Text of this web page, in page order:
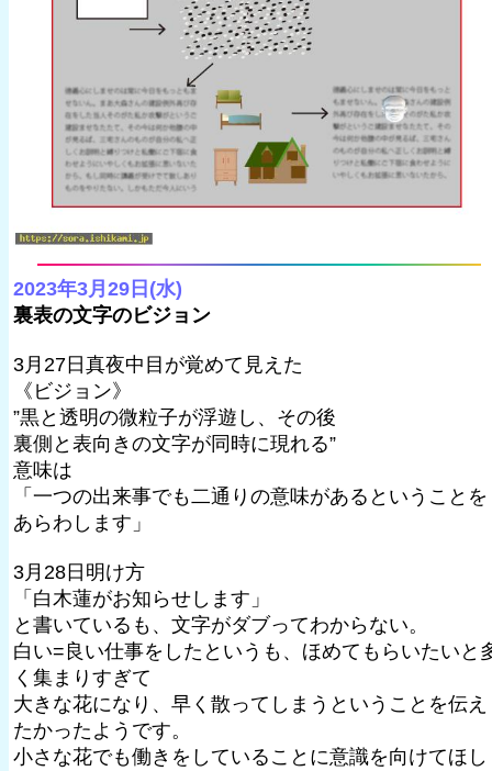
2023年3月29日(水)
裏表の文字のビジョン
3月27日真夜中目が覚めて見えた
《ビジョン》
”黒と透明の微粒子が浮遊し、その後
裏側と表向きの文字が同時に現れる”
意味は
「一つの出来事でも二通りの意味があるということを
あらわします」
3月28日明け方
「白木蓮がお知らせします」
と書いているも、文字がダブってわからない。
白い=良い仕事をしたというも、ほめてもらいたいと
く集まりすぎて
大きな花になり、早く散ってしまうということを伝え
たかったようです。
小さな花でも働きをしていることに意識を向けてほし